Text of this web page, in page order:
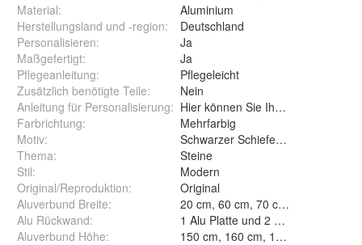
Material:
Aluminium
Herstellungsland und -region:
Deutschland
Personalisieren:
Ja
Maßgefertigt:
Ja
Pflegeanleitung:
Pflegeleicht
Zusätzlich benötigte Teile:
Nein
Anleitung für Personalisierung: Hier können Sie Ihr
Farbrichtung:
Mehrfarbig
Motiv:
Schwarzer Schieferstein
Thema:
Steine
Stil:
Modern
Original/Reproduktion:
Original
Aluverbund Breite:
Alu Rückwand:
1 Alu Platte und 2 Alu Platten
Aluverbund Höhe: